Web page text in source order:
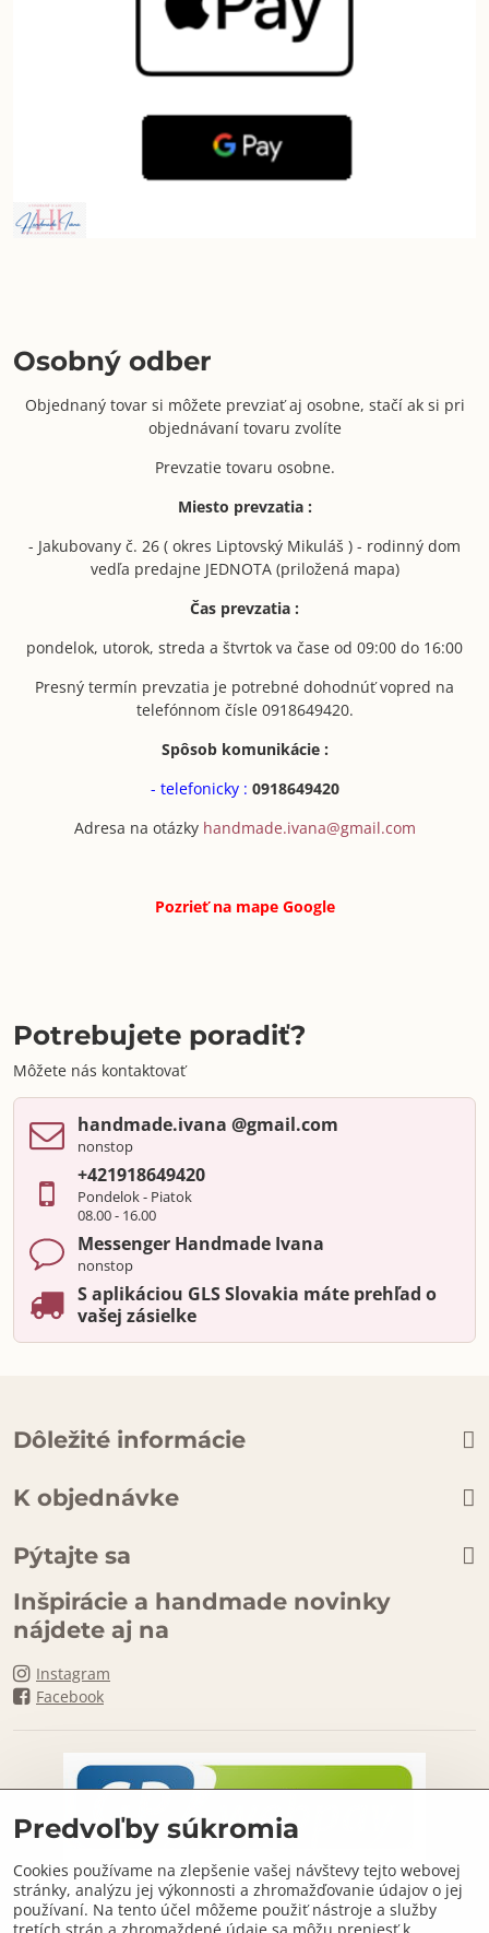
Osobný odber
Objednaný tovar si môžete prevziať aj osobne, stačí ak si pri
objednávaní tovaru zvolíte
Prevzatie tovaru osobne.
Miesto prevzatia :
- Jakubovany č. 26 ( okres Liptovský Mikuláš ) - rodinný dom
vedľa predajne JEDNOTA (priložená mapa)
Čas prevzatia :
pondelok, utorok, streda a štvrtok va čase od 09:00 do 16:00
Presný termín prevzatia je potrebné dohodnúť vopred na
telefónnom čísle 0918649420.
Spôsob komunikácie :
- telefonicky : 0918649420
Adresa na otázky handmade.ivana@gmail.com
Pozrieť na mapeGoogle
Potrebujete poradiť?
Môžete nás kontaktovať
handmade​.ivana ​@gmail​.com
nonstop
+421918649420
Pondelok - Piatok
08.00 - 16.00
Messenger Handmade Ivana
nonstop
S aplikáciou GLS Slovakia máte prehľad o
vašej zásielke
Dôležité informácie
K objednávke
Pýtajte sa
Inšpirácie a handmade novinky
nájdete aj na
Instagram
Facebook
Predvoľby súkromia
Cookies používame na zlepšenie vašej návštevy tejto webovej
stránky, analýzu jej výkonnosti a zhromažďovanie údajov o jej
používaní. Na tento účel môžeme použiť nástroje a služby